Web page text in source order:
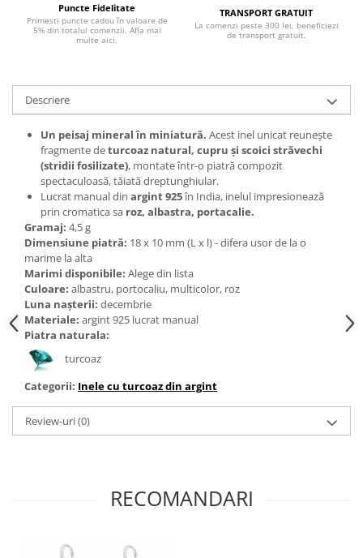
Bijuterii smarald
Bijuterii sodalit
Bijuterii tanzanit
Bijuterii topaz
Bijuterii turcoaz
Bijuterii turmaline
Bijuterii morganit
Puncte Fidelitate
Primesti puncte cadou în valoare de
5% din totalul comenzii. Afla mai
multe aici.
TRANSPORT GRATUIT
La comenzi peste 300 lei, beneficiezi
de transport gratuit.
Descriere
Un peisaj mineral în miniatură. Acest inel unicat reunește
fragmente deturcoaz natural, cupru și scoici străvechi
(stridii fosilizate), montate într-o piatră compozit
spectaculoasă, tăiată dreptunghiular.
Lucrat manual din argint 925în India, inelul impresionează
prin cromatica sa roz, albastra, portacalie.
Gramaj: 4,5 g
Dimensiune piatră: 18 x 10 mm (L x l) - difera usor de la o
marime la alta
Marimi disponibile: Alege din lista
Culoare: albastru, portocaliu, multicolor, roz
Luna nașterii: decembrie
Materiale: argint 925 lucrat manual
Piatra naturala:
turcoaz
Categorii: Inele cu turcoaz din argint
Review-uri(0)
RECOMANDARI